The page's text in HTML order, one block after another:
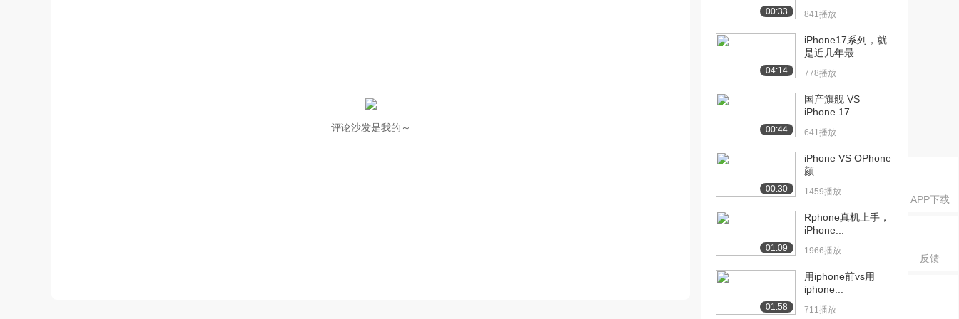
APP下载
反馈
评论沙发是我的～
00:33 841播放
04:14
iPhone17系列，就
是近几年最...
778播放
00:44
国产旗舰 VS
iPhone 17...
641播放
00:30
iPhone VS OPhone
颜...
1459播放
01:09
Rphone真机上手，
iPhone...
1966播放
01:58
用iphone前vs用
iphone...
711播放